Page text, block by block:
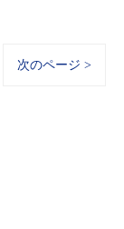
次のページ >